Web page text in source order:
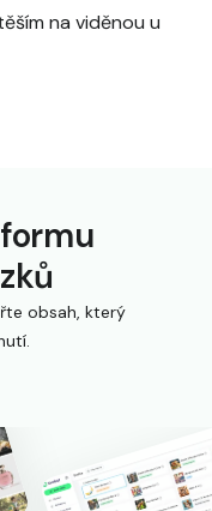
na viděnou u
obsah, který